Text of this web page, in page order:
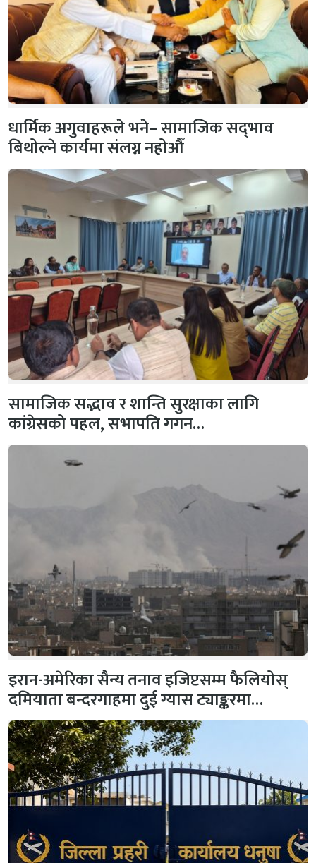
धार्मिक अगुवाहरूले भने– सामाजिक सद्‌भाव
बिथोल्ने कार्यमा संलग्न नहोऔँ
सामाजिक सद्भाव र शान्ति सुरक्षाका लागि
कांग्रेसको पहल, सभापति गगन…
इरान-अमेरिका सैन्य तनाव इजिप्टसम्म फैलियोस्
दमियाता बन्दरगाहमा दुई ग्यास ट्याङ्करमा…